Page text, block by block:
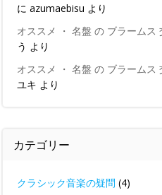
に azumaebisu より
オススメ ・ 名盤 の ブラームス
う より
オススメ ・ 名盤 の ブラームス
ユキ より
カテゴリー
クラシック音楽の疑問 (4)